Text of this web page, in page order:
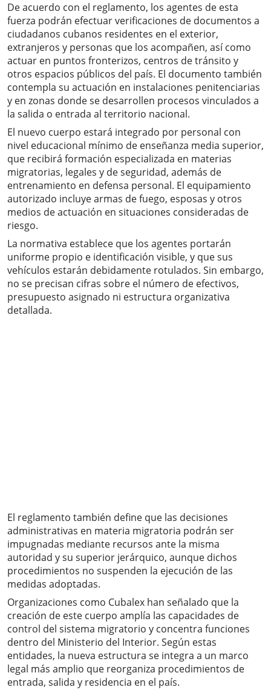
De acuerdo con el reglamento, los agentes de esta
fuerza podrán efectuar verificaciones de documentos a
ciudadanos cubanos residentes en el exterior,
extranjeros y personas que los acompañen, así como
actuar en puntos fronterizos, centros de tránsito y
otros espacios públicos del país. El documento también
contempla su actuación en instalaciones penitenciarias
y en zonas donde se desarrollen procesos vinculados a
la salida o entrada al territorio nacional.
El nuevo cuerpo estará integrado por personal con
nivel educacional mínimo de enseñanza media superior,
que recibirá formación especializada en materias
migratorias, legales y de seguridad, además de
entrenamiento en defensa personal. El equipamiento
autorizado incluye armas de fuego, esposas y otros
medios de actuación en situaciones consideradas de
riesgo.
La normativa establece que los agentes portarán
uniforme propio e identificación visible, y que sus
vehículos estarán debidamente rotulados. Sin embargo,
no se precisan cifras sobre el número de efectivos,
presupuesto asignado ni estructura organizativa
detallada.
El reglamento también define que las decisiones
administrativas en materia migratoria podrán ser
impugnadas mediante recursos ante la misma
autoridad y su superior jerárquico, aunque dichos
procedimientos no suspenden la ejecución de las
medidas adoptadas.
Organizaciones como Cubalex han señalado que la
creación de este cuerpo amplía las capacidades de
control del sistema migratorio y concentra funciones
dentro del Ministerio del Interior. Según estas
entidades, la nueva estructura se integra a un marco
legal más amplio que reorganiza procedimientos de
entrada, salida y residencia en el país.